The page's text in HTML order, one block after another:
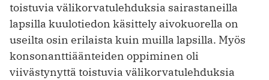
toistuvia välikorvatulehduksia sairastaneilla
lapsilla kuulotiedon käsittely aivokuorella on
useilta osin erilaista kuin muilla lapsilla. Myös
konsonanttiäänteiden oppiminen oli
viivästynyttä toistuvia välikorvatulehduksia